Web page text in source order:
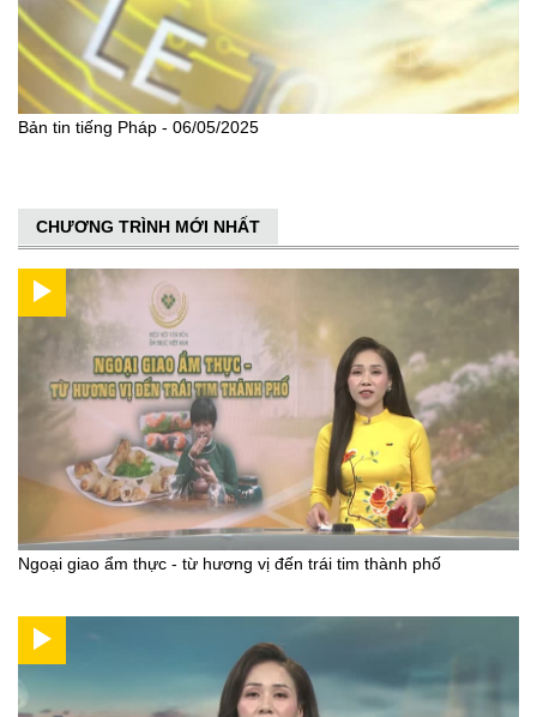
Bản tin tiếng Pháp - 06/05/2025
CHƯƠNG TRÌNH MỚI NHẤT
Ngoại giao ẩm thực - từ hương vị đến trái tim thành phố